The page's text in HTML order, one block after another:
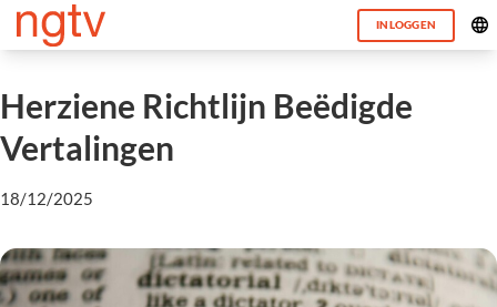
INLOGGEN
Herziene Richtlijn Beëdigde
Vertalingen
18/12/2025